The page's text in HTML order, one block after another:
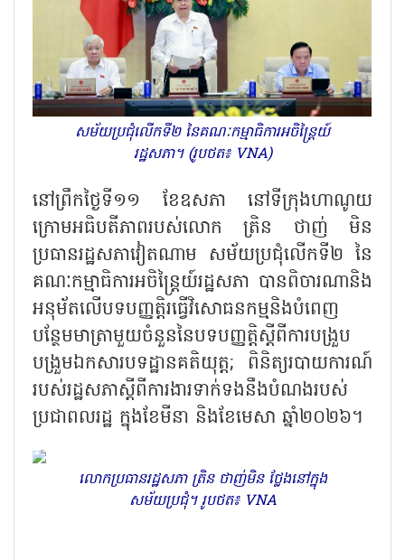
សម័យប្រជុំលើកទី២ នៃគណៈកម្មាធិការអចិន្ត្រៃយ៍
រដ្ឋសភា។ (រូបថត៖ VNA)
នៅព្រឹកថ្ងៃទី១១ ខែឧសភា នៅទីក្រុងហាណូយ
ក្រោមអធិបតីភាពរបស់លោក ត្រិន ថាញ់ មិន
ប្រធានរដ្ឋសភាវៀតណាម សម័យប្រជុំលើកទី២ នៃ
គណៈកម្មាធិការអចិន្ត្រៃយ៍រដ្ឋសភា បានពិចារណានិង
អនុម័តលើបទបញ្ញត្តិរធ្វើវិសោធនកម្មនិងបំពេញ
បន្ថែមមាត្រាមួយចំនួននៃបទបញ្ញត្តិស្តីពីការបង្រួប
បង្រួមឯកសារបទដ្ឋានគតិយុត្ត; ពិនិត្យរបាយការណ៍
របស់រដ្ឋសភាស្ដីពីការងារទាក់ទងនឹងបំណងរបស់
ប្រជាពលរដ្ឋ ក្នុងខែមីនា និងខែមេសា ឆ្នាំ២០២៦។
លោកប្រធានរដ្ឋសភា ត្រិន ថាញ់មិន ថ្លែងនៅក្នុង
សម័យប្រជុំ។ រូបថត៖ VNA